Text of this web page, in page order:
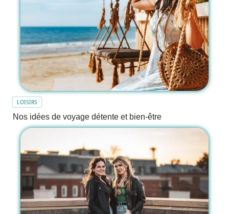
LOISIRS
Nos idées de voyage détente et bien-être